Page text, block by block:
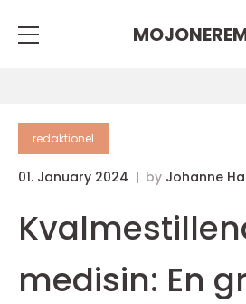
redaktionel
01. January 2024 by Johanne
medisin: En